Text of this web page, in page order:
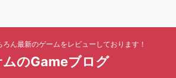
ろん最新のゲームをレビューしております！
ムのGameブログ